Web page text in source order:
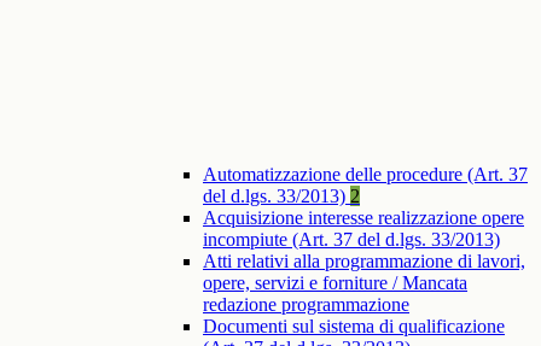
Automatizzazione delle procedure (Art. 37
del d.lgs. 33/2013) 2
Acquisizione interesse realizzazione opere
incompiute (Art. 37 del d.lgs. 33/2013)
Atti relativi alla programmazione di lavori,
opere, servizi e forniture / Mancata
redazione programmazione
Documenti sul sistema di qualificazione